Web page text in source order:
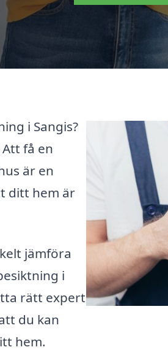
i Sangis?
få en
är en
ditt hem är
jämföra
i
rätt expert
du kan
hem.